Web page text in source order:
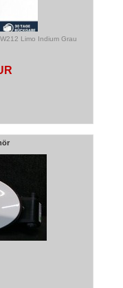
Limo Indium Grau